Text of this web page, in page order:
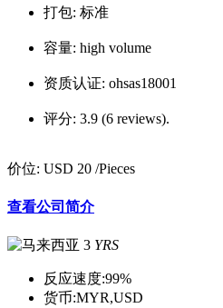
打包: 标准
容量: high volume
资质认证: ohsas18001
评分: 3.9 (6 reviews).
价位: USD 20 /Pieces
查看公司简介
3 YRS
反应速度:99%
货币:MYR,USD